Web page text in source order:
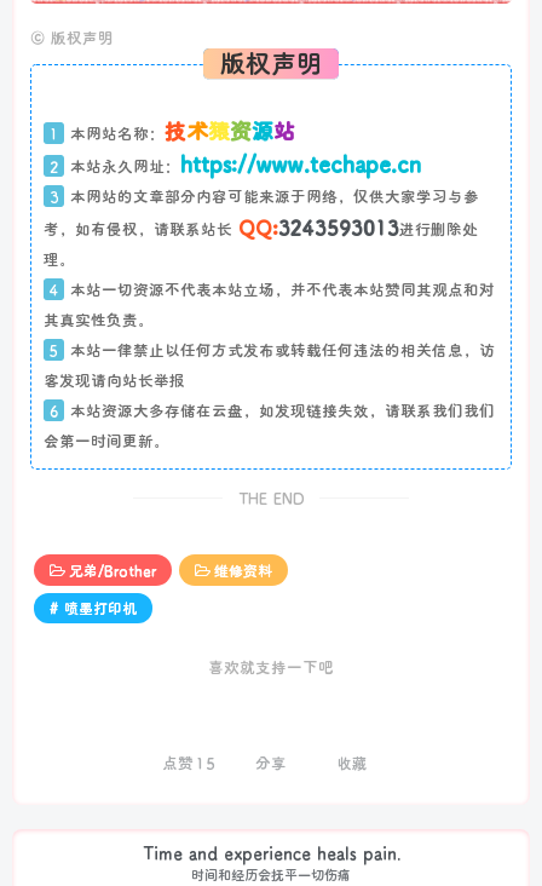
© 版权声明
版权声明
1 本网站名称： 技术猿资源站
2 本站永久网址： https://www.techape.cn
3
本网站的文章部分内容可能来源于网络，仅供大家学习与参
考，如有侵权，请联系站长 QQ:3243593013进行删除处
理。
4
本站一切资源不代表本站立场，并不代表本站赞同其观点和对
其真实性负责。
5
本站一律禁止以任何方式发布或转载任何违法的相关信息，访
客发现请向站长举报
6
本站资源大多存储在云盘，如发现链接失效，请联系我们我们
会第一时间更新。
THE END
兄弟/Brother
维修资料
# 喷墨打印机
喜欢就支持一下吧
点赞 15 分享 收藏
Time and experience heals pain.
时间和经历会抚平一切伤痛